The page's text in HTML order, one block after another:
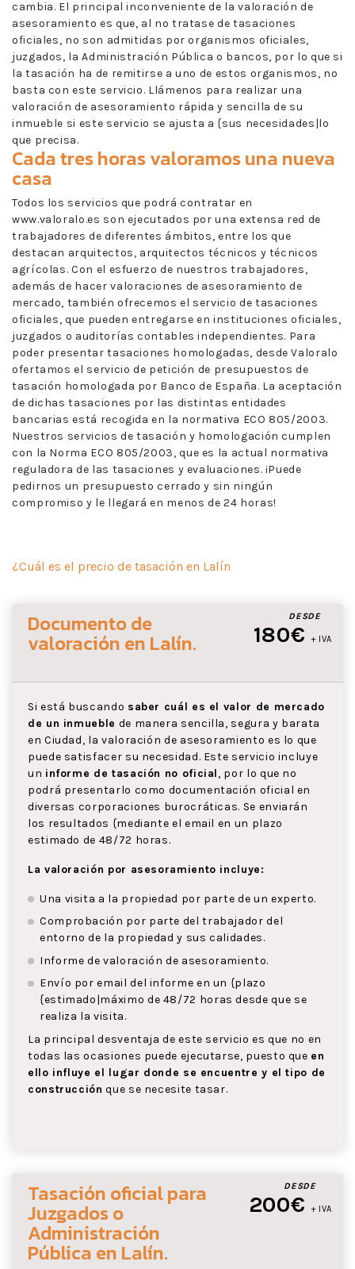
cambia. El principal inconveniente de la valoración de
asesoramiento es que, al no tratase de tasaciones
oficiales, no son admitidas por organismos oficiales,
juzgados, la Administración Pública o bancos, por lo que si
la tasación ha de remitirse a uno de estos organismos, no
basta con este servicio. Llámenos para realizar una
valoración de asesoramiento rápida y sencilla de su
inmueble si este servicio se ajusta a {sus necesidades|lo
que precisa.
Cada tres horas valoramos una nueva
casa
Todos los servicios que podrá contratar en
www.valoralo.es son ejecutados por una extensa red de
trabajadores de diferentes ámbitos, entre los que
destacan arquitectos, arquitectos técnicos y técnicos
agrícolas. Con el esfuerzo de nuestros trabajadores,
además de hacer valoraciones de asesoramiento de
mercado, también ofrecemos el servicio de tasaciones
oficiales, que pueden entregarse en instituciones oficiales,
juzgados o auditorías contables independientes. Para
poder presentar tasaciones homologadas, desde Valoralo
ofertamos el servicio de petición de presupuestos de
tasación homologada por Banco de España. La aceptación
de dichas tasaciones por las distintas entidades
bancarias está recogida en la normativa ECO 805/2003.
Nuestros servicios de tasación y homologación cumplen
con la Norma ECO 805/2003, que es la actual normativa
reguladora de las tasaciones y evaluaciones. ¡Puede
pedirnos un presupuesto cerrado y sin ningún
compromiso y le llegará en menos de 24 horas!
¿Cuál es el precio de tasación en Lalín
DESDE
180€ + IVA
Documento de
valoración en Lalín.
Si está buscando saber cuál es el valor de mercado
de un inmueble de manera sencilla, segura y barata
en Ciudad, la valoración de asesoramiento es lo que
puede satisfacer su necesidad. Este servicio incluye
un informe de tasación no oficial, por lo que no
podrá presentarlo como documentación oficial en
diversas corporaciones burocráticas. Se enviarán
los resultados {mediante el email en un plazo
estimado de 48/72 horas.
La valoración por asesoramiento incluye:
Una visita a la propiedad por parte de un experto.
Comprobación por parte del trabajador del
entorno de la propiedad y sus calidades.
Informe de valoración de asesoramiento.
Envío por email del informe en un {plazo
{estimado|máximo de 48/72 horas desde que se
realiza la visita.
La principal desventaja de este servicio es que no en
todas las ocasiones puede ejecutarse, puesto que en
ello influye el lugar donde se encuentre y el tipo de
construcción que se necesite tasar.
DESDE
200€ + IVA
Tasación oficial para
Juzgados o
Administración
Pública en Lalín.